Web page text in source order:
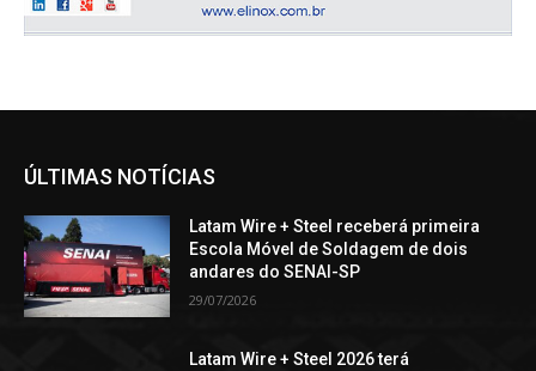
ÚLTIMAS NOTÍCIAS
Latam Wire + Steel receberá primeira
Escola Móvel de Soldagem de dois
andares do SENAI-SP
29/07/2026
Latam Wire + Steel 2026 terá